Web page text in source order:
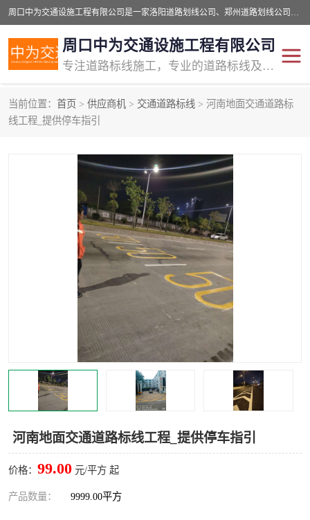
周口中为交通设施工程有限公司是一家洛阳道路划线公司、郑州道路划线公司、平顶山道路车位划线公司、开封车位划线公司、许昌道路车位划线公司、漯河道路车位划线公司，公司始终坚持“诚信、匠心、专注”的宗旨；我们的经营理念是：的服务。
周口中为交通设施工程有限公司
专注道路标线施工，专业的道路标线及交通设施施工服务商!
当前位置： 首页 > 供应商机 > 交通道路标线 > 河南地面交通道路标
线工程_提供停车指引
河南地面交通道路标线工程_提供停车指引
价格： 99.00 元/平方 起
产品数量： 9999.00平方
交通道路标线
道路标线划线 马路标线
道路划线